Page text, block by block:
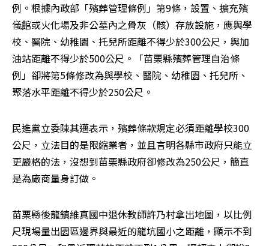
例。根據內政部「殯葬管理條例」第9條，設置、擴充殯
儀館或火化場及非公墓內之骨灰（骸）存放設施，應與學
校、醫院、幼稚園、托兒所距離不得少於300公尺，與加
油站距離不得少於500公尺。「苗栗縣殯葬管理自治條
例」卻將第5條修改為與學校、醫院、幼稚園、托兒所、
聚落水平距離不得少於250公尺。
民進黨立委陳其邁表示，殯葬條款規定必須距離學校300
公尺，立法目的是限縮業者，並且言明各縣市政府只能立
更嚴格的法，沒想到苗栗縣政府卻修改為250公尺，簡直
是為廠商量身訂做。
苗栗縣後龍鎮維真國中退休教師許乃村拿出地圖，以比例
尺現場量出園區邊界與最近的龍坑國小之距離，顯示不到